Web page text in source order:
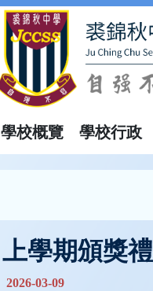
學校概覽 學校行政
上學期頒獎禮
2026-03-09